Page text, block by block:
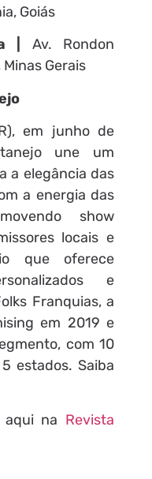
Goiás
| Av. Rondon
Gerais
em junho de
une um
a elegância das
a energia das
show
locais e
que oferece
e
Franquias, a
em 2019 e
com 10
estados. Saiba
aqui na Revista